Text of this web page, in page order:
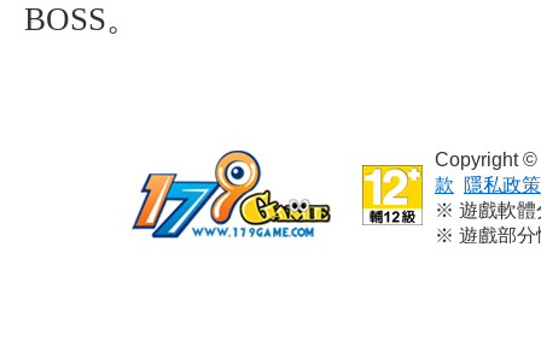
BOSS。
Copyright
款
隱私政策
※ 遊戲軟體
※ 遊戲部分